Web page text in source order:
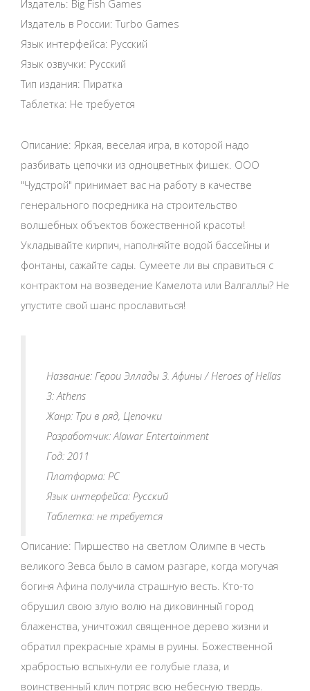
Издатель: Big Fish Games
Издатель в России: Turbo Games
Язык интерфейса: Русский
Язык озвучки: Русский
Тип издания: Пиратка
Таблетка: Не требуется
Описание: Яркая, веселая игра, в которой надо
разбивать цепочки из одноцветных фишек. ООО
"Чудстрой" принимает вас на работу в качестве
генерального посредника на строительство
волшебных объектов божественной красоты!
Укладывайте кирпич, наполняйте водой бассейны и
фонтаны, сажайте сады. Сумеете ли вы справиться с
контрактом на возведение Камелота или Валгаллы? Не
упустите свой шанс прославиться!
Название: Герои Эллады 3. Афины / Heroes of Hellas
3: Athens
Жанр: Три в ряд, Цепочки
Разработчик: Alawar Entertainment
Год: 2011
Платформа: PC
Язык интерфейса: Русский
Таблетка: не требуется
Описание: Пиршество на светлом Олимпе в честь
великого Зевса было в самом разгаре, когда могучая
богиня Афина получила страшную весть. Кто-то
обрушил свою злую волю на диковинный город
блаженства, уничтожил священное дерево жизни и
обратил прекрасные храмы в руины. Божественной
храбростью вспыхнули ее голубые глаза, и
воинственный клич потряс всю небесную твердь.